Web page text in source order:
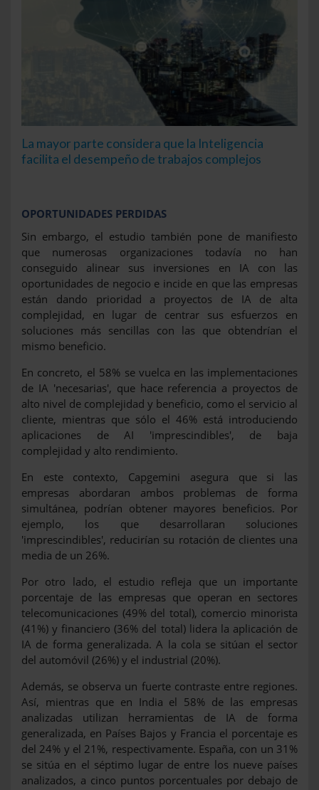
La mayor parte considera que la Inteligencia
facilita el desempeño de trabajos complejos
OPORTUNIDADES PERDIDAS
Sin embargo, el estudio también pone de manifiesto
que numerosas organizaciones todavía no han
conseguido alinear sus inversiones en IA con las
oportunidades de negocio e incide en que las empresas
están dando prioridad a proyectos de IA de alta
complejidad, en lugar de centrar sus esfuerzos en
soluciones más sencillas con las que obtendrían el
mismo beneficio.
En concreto, el 58% se vuelca en las implementaciones
de IA 'necesarias', que hace referencia a proyectos de
alto nivel de complejidad y beneficio, como el servicio al
cliente, mientras que sólo el 46% está introduciendo
aplicaciones de AI 'imprescindibles', de baja
complejidad y alto rendimiento.
En este contexto, Capgemini asegura que si las
empresas abordaran ambos problemas de forma
simultánea, podrían obtener mayores beneficios. Por
ejemplo, los que desarrollaran soluciones
'imprescindibles', reducirían su rotación de clientes una
media de un 26%.
Por otro lado, el estudio refleja que un importante
porcentaje de las empresas que operan en sectores
telecomunicaciones (49% del total), comercio minorista
(41%) y financiero (36% del total) lidera la aplicación de
IA de forma generalizada. A la cola se sitúan el sector
del automóvil (26%) y el industrial (20%).
Además, se observa un fuerte contraste entre regiones.
Así, mientras que en India el 58% de las empresas
analizadas utilizan herramientas de IA de forma
generalizada, en Países Bajos y Francia el porcentaje es
del 24% y el 21%, respectivamente. España, con un 31%
se sitúa en el séptimo lugar de entre los nueve países
analizados, a cinco puntos porcentuales por debajo de